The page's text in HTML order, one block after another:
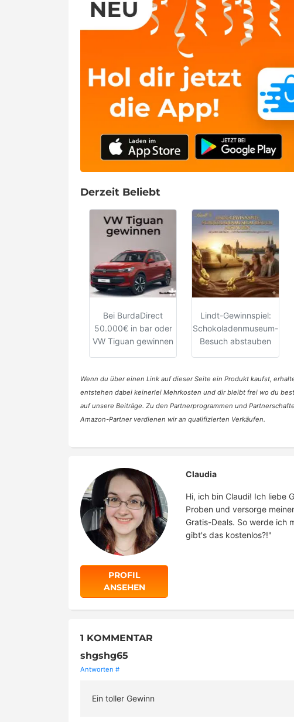
Derzeit Beliebt
Bei BurdaDirect
50.000€ in bar oder
VW Tiguan gewinnen
Lindt-Gewinnspiel:
Schokoladenmuseum-
Besuch abstauben
Wenn du über einen Link auf dieser Seite ein Produkt kaufst,
entstehen dabei keinerlei Mehrkosten und dir bleibt frei wo du
auf unsere Beiträge. Zu den Partnerprogrammen und
Amazon-Partner verdienen wir an qualifizierten Verkäufen.
PROFIL
ANSEHEN
Claudia
Hi, ich bin Claudi! Ich liebe
Proben und versorge
Gratis-Deals. So werde ich
gibt's das kostenlos?!"
1 KOMMENTAR
shgshg65
Antworten #
Ein toller Gewinn